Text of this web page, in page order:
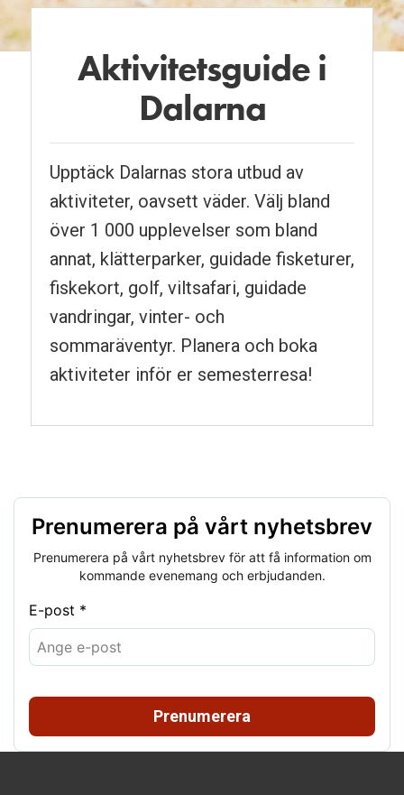
Aktivitetsguide i
Dalarna
Upptäck Dalarnas stora utbud av
aktiviteter, oavsett väder. Välj bland
över 1 000 upplevelser som bland
annat, klätterparker, guidade fisketurer,
fiskekort, golf, viltsafari, guidade
vandringar, vinter- och
sommaräventyr. Planera och boka
aktiviteter inför er semesterresa!
Prenumerera på vårt nyhetsbrev
Prenumerera på vårt nyhetsbrev för att få information om
kommande evenemang och erbjudanden.
E-post *
Prenumerera